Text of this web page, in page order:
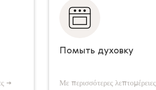
→
350 с
Помыть духовку
Με περισσότερες